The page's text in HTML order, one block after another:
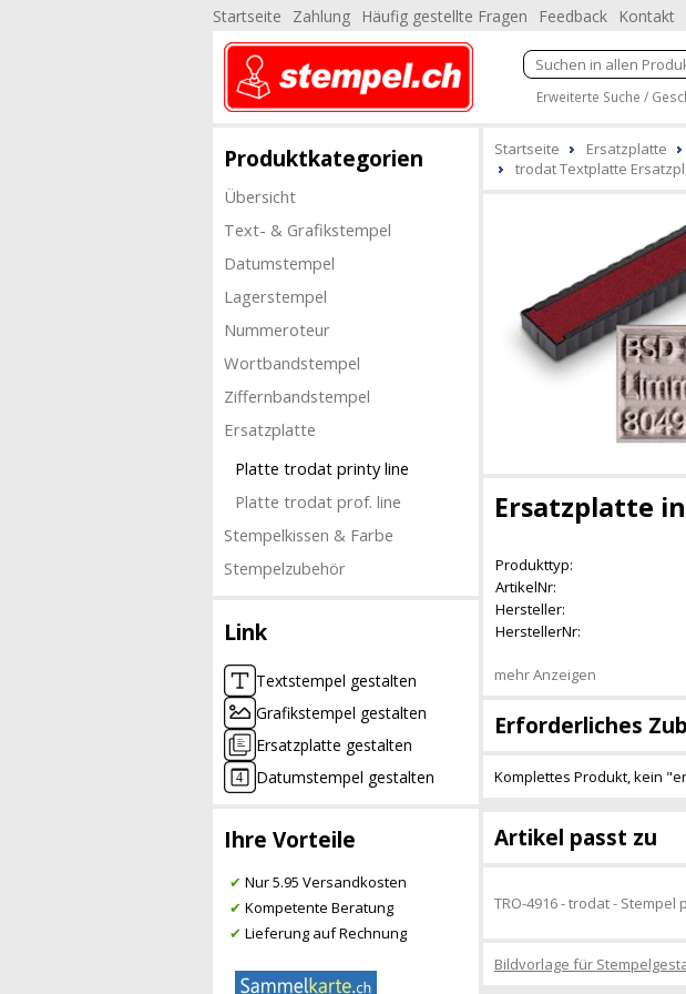
Startseite Zahlung Häufig gestellte Fragen Feedback Kontakt
Erweiterte Suche /
Produktkategorien
Übersicht
Text- & Grafikstempel
Datumstempel
Lagerstempel
Nummeroteur
Wortbandstempel
Ziffernbandstempel
Ersatzplatte
Platte trodat printy line
Platte trodat prof. line
Stempelkissen & Farbe
Stempelzubehör
Link
Textstempel gestalten
Grafikstempel gestalten
Ersatzplatte gestalten
Datumstempel gestalten
Ihre Vorteile
✔ Nur 5.95 Versandkosten
✔ Kompetente Beratung
✔ Lieferung auf Rechnung
Startseite Ersatzplatte
trodat Textplatte
Ersatzplatte
Produkttyp:
ArtikelNr:
Hersteller:
HerstellerNr:
mehr Anzeigen
Erforderliches
Komplettes Produkt, kein
Artikel passt zu
TRO-4916 - trodat - Stempel
Bildvorlage für